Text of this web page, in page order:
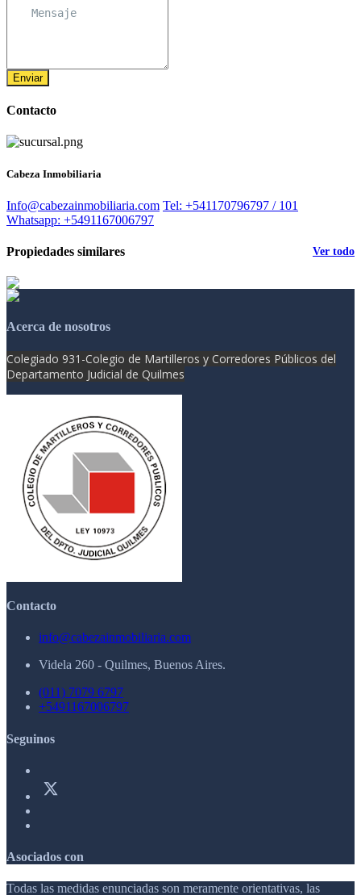
Enviar
Contacto
Cabeza Inmobiliaria
Info@cabezainmobiliaria.com Tel: +541170796797 / 101
Whatsapp: +5491167006797
Propiedades similares Ver todo
Acerca de nosotros
Colegiado 931-Colegio de Martilleros y Corredores Públicos del
Departamento Judicial de Quilmes
Contacto
info@cabezainmobiliaria.com
Videla 260 - Quilmes, Buenos Aires.
(011) 7079 6797
+5491167006797
Seguinos
Asociados con
Todas las medidas enunciadas son meramente orientativas, las